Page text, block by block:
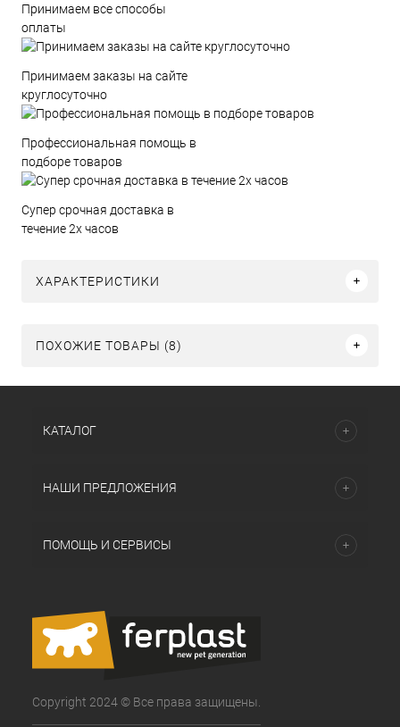
Принимаем все способы
оплаты
Принимаем заказы на сайте
круглосуточно
Профессиональная помощь в
подборе товаров
Супер срочная доставка в
течение 2х часов
ХАРАКТЕРИСТИКИ
ПОХОЖИЕ ТОВАРЫ (8)
КАТАЛОГ
НАШИ ПРЕДЛОЖЕНИЯ
ПОМОЩЬ И СЕРВИСЫ
Copyright 2024 © Все права защищены.